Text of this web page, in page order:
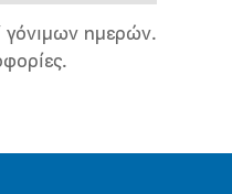
γόνιμων ημερών.